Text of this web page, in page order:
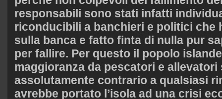
responsabili sono stati infatti
riconducibili a banchieri e politici che
sulla banca e fatto finta di nulla pur
per fallire. Per questo il popolo
maggioranza da pescatori e allevatori
assolutamente contrario a qualsiasi
avrebbe portato l’isola ad una crisi